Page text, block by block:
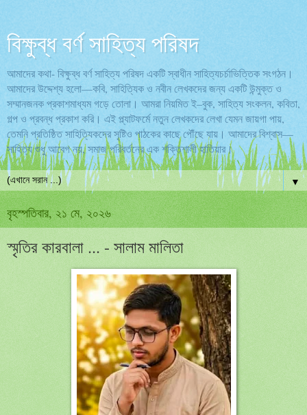
বিক্ষুব্ধ বর্ণ সাহিত্য পরিষদ
আমাদের কথা- বিক্ষুব্ধ বর্ণ সাহিত্য পরিষদ একটি স্বাধীন সাহিত্যচর্চাভিত্তিক সংগঠন।
আমাদের উদ্দেশ্য হলো—কবি, সাহিত্যিক ও নবীন লেখকদের জন্য একটি উন্মুক্ত ও
সম্মানজনক প্রকাশমাধ্যম গড়ে তোলা। আমরা নিয়মিত ই–বুক, সাহিত্য সংকলন, কবিতা,
গল্প ও প্রবন্ধ প্রকাশ করি। এই প্ল্যাটফর্মে নতুন লেখকদের লেখা যেমন জায়গা পায়,
তেমনি প্রতিষ্ঠিত সাহিত্যিকদের সৃষ্টিও পাঠকের কাছে পৌঁছে যায়। আমাদের বিশ্বাস—
সাহিত্য শুধু আবেগ নয়, সমাজ পরিবর্তনের এক শক্তিশালী হাতিয়ার।
▼
বৃহস্পতিবার, ২১ মে, ২০২৬
স্মৃতির কারবালা ... - সালাম মালিতা